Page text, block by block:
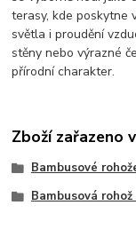
terasy, kde poskytne
světla i proudění
stěny nebo výrazné
přírodní charakter.
Zboží zařazeno
Bambusové
Bambusová